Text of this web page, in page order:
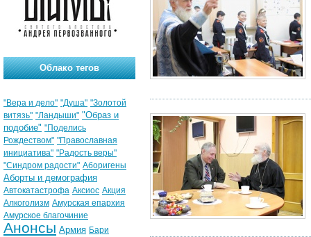
Облако тегов
"Вера и дело" "Душа" "Золотой
витязь" "Ландыши" "Образ и
подобие" "Поделись
Рождеством" "Православная
инициатива" "Радость веры"
"Синдром радости" Аборигены
Аборты и демография
Автокатастрофа Аксиос Акция
Алкоголизм Амурская епархия
Амурское благочиние
Анонсы Армия Бари